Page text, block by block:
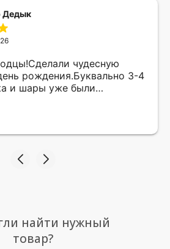
Дедык
чудесную
рождения.Буквально 3-4
и шары уже были
адресу.Качество
найти нужный
товар?